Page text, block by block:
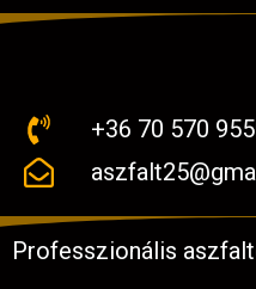
+36 70 570
Professzionális